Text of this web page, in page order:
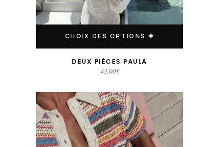
CHOIX DES OPTIONS
DEUX PIÈCES PAULA
43,00€
Ce produit a plusieurs variations. Les options peuvent être choisies sur la page du produit